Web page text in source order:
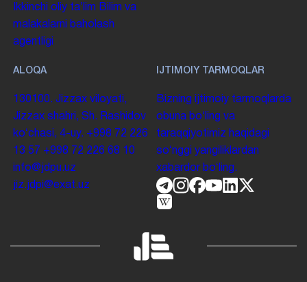
Ikkinchi oliy taʼlim Bilim va
malakalarni baholash
agentligi
ALOQA
130100. Jizzax viloyati,
Jizzax shahri, Sh. Rashidov
koʻchasi, 4-uy. +998 72 226
13 57 +998 72 226 68 10
info@jdpu.uz
jiz.jdpi@exat.uz
IJTIMOIY TARMOQLAR
Bizning ijtimoiy tarmoqlarda
obuna boʻling va
taraqqiyotimiz haqidagi
soʻnggi yangiliklardan
xabardor boʻling.